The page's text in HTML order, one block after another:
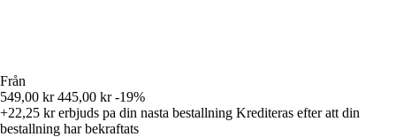
Från
549,00 kr 445,00 kr -19%
+22,25 krerbjuds pa din nasta bestallning Krediteras efter att din
bestallning har bekraftats